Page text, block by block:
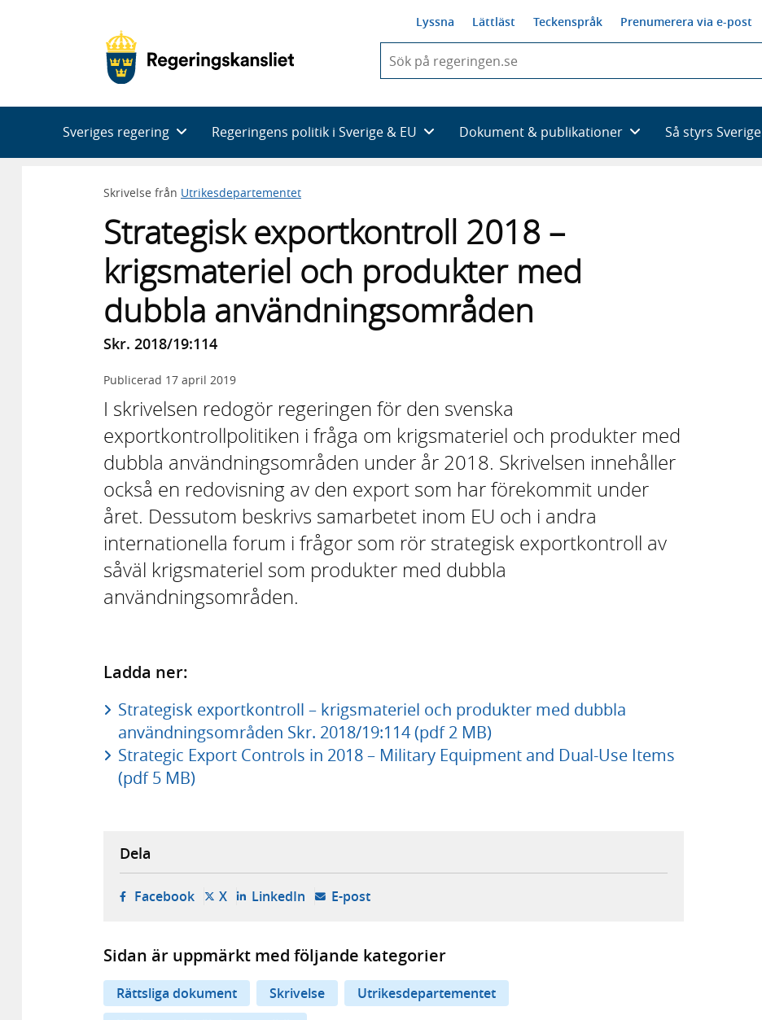
Lyssna Lättläst Teckenspråk Prenumerera via e-post
du
skriva
framträder
en
Sveriges regering Regeringens politik i Sverige & EU Dokument & publikationer Så styrs Sverige
Skrivelse från Utrikesdepartementet
Strategisk exportkontroll 2018 –
krigsmateriel och produkter med
dubbla användningsområden
Skr. 2018/19:114
Publicerad 17 april 2019
I skrivelsen redogör regeringen för den svenska
exportkontrollpolitiken i fråga om krigsmateriel och produkter med
dubbla användningsområden under år 2018. Skrivelsen innehåller
också en redovisning av den export som har förekommit under
året. Dessutom beskrivs samarbetet inom EU och i andra
internationella forum i frågor som rör strategisk exportkontroll av
såväl krigsmateriel som produkter med dubbla
användningsområden.
Ladda ner:
Strategisk exportkontroll – krigsmateriel och produkter med dubbla
användningsområden Skr. 2018/19:114 (pdf 2 MB)
Strategic Export Controls in 2018 – Military Equipment and Dual-Use Items
(pdf 5 MB)
Dela
Facebook- öppnas i ny flik, extern webbplats,
X- öppnas i ny flik, extern webbplats,
LinkedIn- öppnas i ny flik, extern webbplats,
E-post- öppnar din e-postklient,
Sidan är uppmärkt med följande kategorier
Rättsliga dokument Skrivelse
Utrikesdepartementet